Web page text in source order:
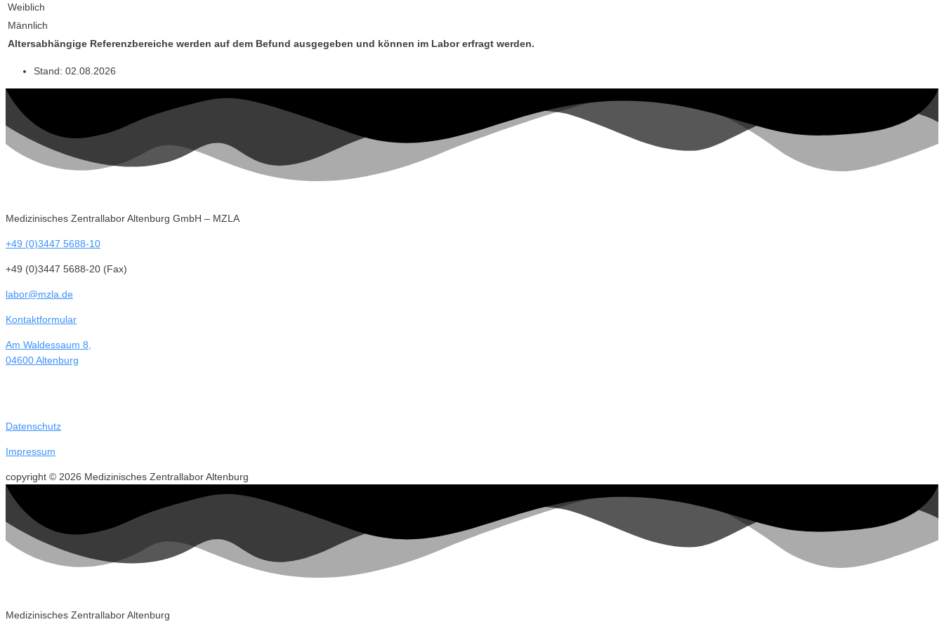
Altersabhängige Referenzbereiche werden auf dem Befund ausgegeben und können im Labor erfragt werden.
Weiblich
Männlich
Stand: 02.08.2026
Medizinisches Zentrallabor Altenburg GmbH – MZLA
+49 (0)3447 5688-10
+49 (0)3447 5688-20 (Fax)
labor@mzla.de
Kontaktformular
Am Waldessaum 8,
04600 Altenburg
Datenschutz
Impressum
copyright © 2026 Medizinisches Zentrallabor Altenburg
Medizinisches Zentrallabor Altenburg